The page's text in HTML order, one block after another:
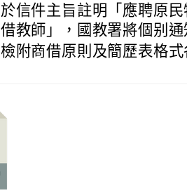
於信件主旨註明「應聘原
借教師」，國教署將個别通
檢附商借原則及簡歷表格式